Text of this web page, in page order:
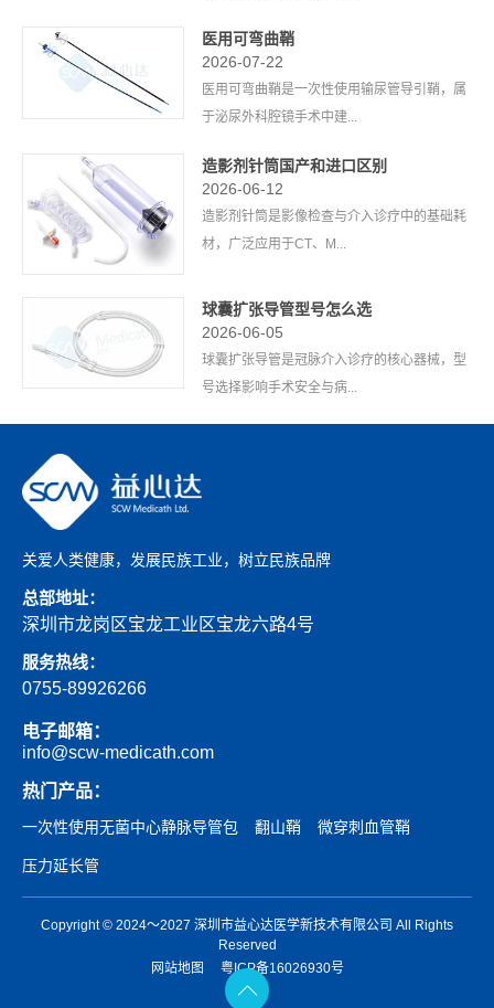
医用可弯曲鞘
2026-07-22
医用可弯曲鞘是一次性使用输尿管导引鞘，属
于泌尿外科腔镜手术中建...
造影剂针筒国产和进口区别
2026-06-12
造影剂针筒是影像检查与介入诊疗中的基础耗
材，广泛应用于CT、M...
球囊扩张导管型号怎么选
2026-06-05
球囊扩张导管是冠脉介入诊疗的核心器械，型
号选择影响手术安全与病...
关爱人类健康，发展民族工业，树立民族品牌
总部地址：
深圳市龙岗区宝龙工业区宝龙六路4号
服务热线：
0755-89926266
电子邮箱：
info@scw-medicath.com
热门产品：
一次性使用无菌中心静脉导管包 翻山鞘 微穿刺血管鞘
压力延长管
Copyright © 2024～2027 深圳市益心达医学新技术有限公司 All Rights
Reserved
网站地图
粤ICP备16026930号